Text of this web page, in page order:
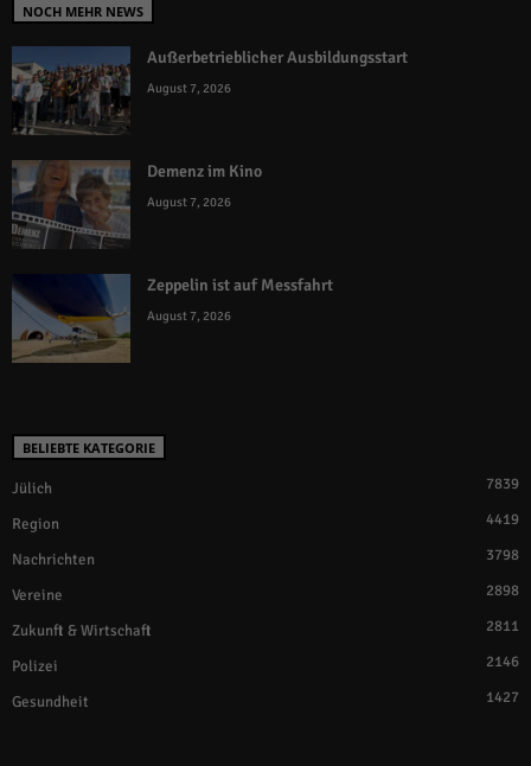
NOCH MEHR NEWS
Außerbetrieblicher Ausbildungsstart
August 7, 2026
Demenz im Kino
August 7, 2026
Zeppelin ist auf Messfahrt
August 7, 2026
BELIEBTE KATEGORIE
Jülich 7839
Region 4419
Nachrichten 3798
Vereine 2898
Zukunft & Wirtschaft 2811
Polizei 2146
Gesundheit 1427